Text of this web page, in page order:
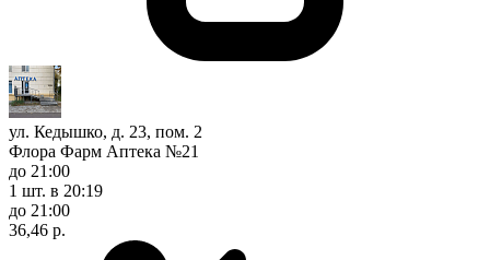
ул. Кедышко, д. 23, пом. 2
Флора Фарм Аптека №21
до 21:00
1 шт. в 20:19
до 21:00
36,46 р.